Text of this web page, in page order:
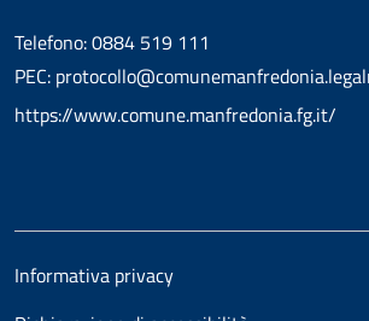
Telefono: 0884 519 111
PEC:
https://www.comune.manfredonia.fg.it/
Informativa privacy